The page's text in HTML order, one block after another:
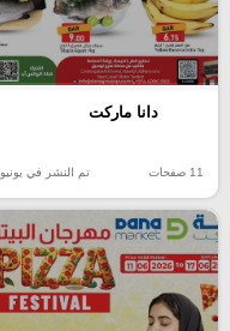
دانا ماركت
11 صفحات تم النشر في يونيو 13